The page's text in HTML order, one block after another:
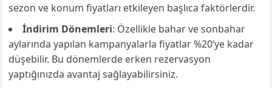
sezon ve konum fiyatları etkileyen başlıca faktörlerdir.
İndirim Dönemleri: Özellikle bahar ve sonbahar
aylarında yapılan kampanyalarla fiyatlar %20’ye kadar
düşebilir. Bu dönemlerde erken rezervasyon
yaptığınızda avantaj sağlayabilirsiniz.